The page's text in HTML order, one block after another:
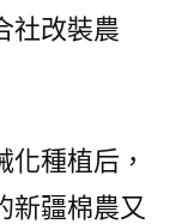
社改裝農
種植后，
新疆棉農又